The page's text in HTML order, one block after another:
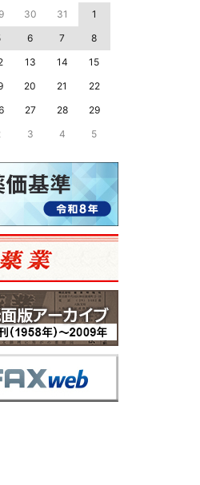
30 31
1
6 7
8
13 14
15
20 21
22
27 28
29
3 4 5